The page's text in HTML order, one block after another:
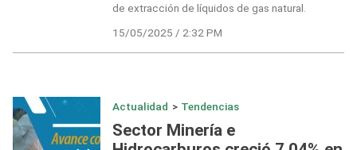
de extracción de líquidos de gas natural.
15/05/2025 / 2:32 PM
Actualidad > Tendencias
Sector Minería e